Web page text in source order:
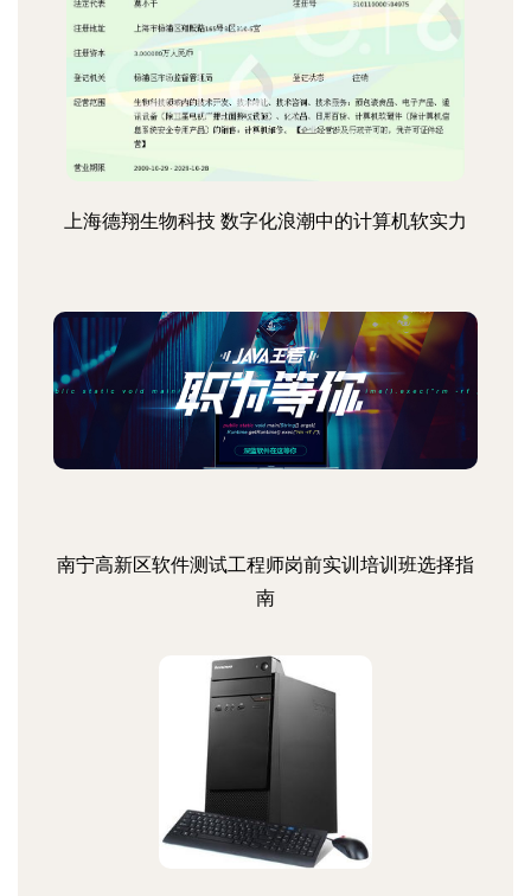
上海德翔生物科技 数字化浪潮中的计算机软实力
南宁高新区软件测试工程师岗前实训培训班选择指
南